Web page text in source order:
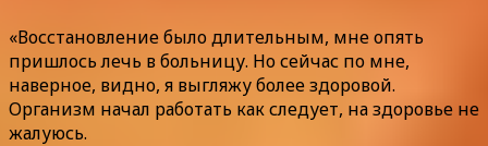
«Восстановление было длительным, мне опять
пришлось лечь в больницу. Но сейчас по мне,
наверное, видно, я выгляжу более здоровой.
Организм начал работать как следует, на здоровье не
жалуюсь.